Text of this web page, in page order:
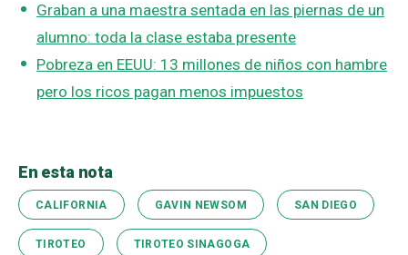
Graban a una maestra sentada en las piernas de un
alumno: toda la clase estaba presente
Pobreza en EEUU: 13 millones de niños con hambre
pero los ricos pagan menos impuestos
En esta nota
CALIFORNIA GAVIN NEWSOM SAN DIEGO
TIROTEO TIROTEO SINAGOGA